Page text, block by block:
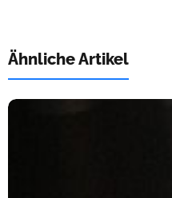
Ähnliche Artikel